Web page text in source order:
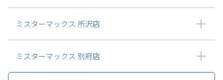
ミスターマックス 所沢店
ミスターマックス 別府店